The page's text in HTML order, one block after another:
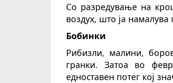
Со разредување на
воздух, што ја намалува
Бобинки
Рибизли, малини,
гранки. Затоа во
едноставен потег кој